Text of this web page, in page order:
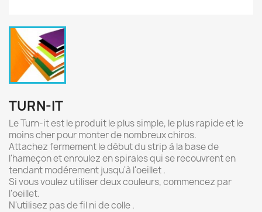
TURN-IT
Le Turn-it est le produit le plus simple, le plus rapide et le
moins cher pour monter de nombreux chiros.
Attachez fermement le début du strip à la base de
l'hameçon et enroulez en spirales qui se recouvrent en
tendant modérement jusqu'à l'oeillet .
Si vous voulez utiliser deux couleurs, commencez par
l'oeillet.
N'utilisez pas de fil ni de colle .